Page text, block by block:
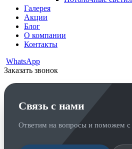
Галерея
Акции
Блог
О компании
Контакты
WhatsApp
Заказать звонок
Связь с нами
Ответим на вопросы и поможем с